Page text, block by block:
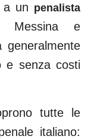
a un penalista
Messina e
generalmente
e senza costi
tutte le
italiano: